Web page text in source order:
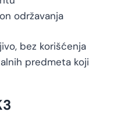
održavanja
bez korišćenja
predmeta koji